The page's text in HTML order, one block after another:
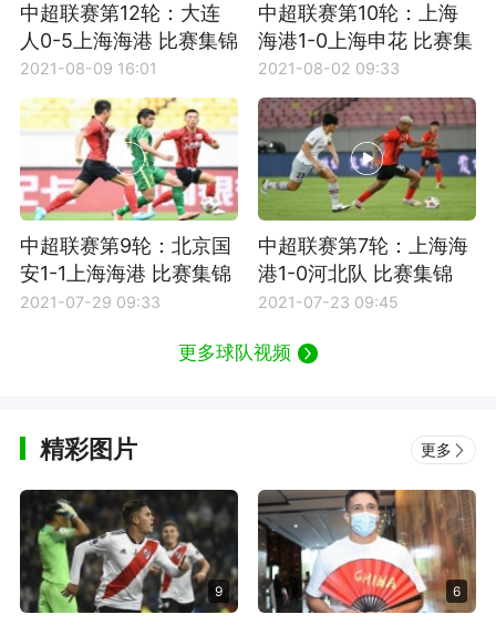
中超联赛第12轮：大连
人0-5上海海港 比赛集锦
2021-08-09 16:01
中超联赛第10轮：上海
海港1-0上海申花 比赛集
锦
2021-08-02 09:33
中超联赛第9轮：北京国
安1-1上海海港 比赛集锦
2021-07-29 09:33
中超联赛第7轮：上海海
港1-0河北队 比赛集锦
2021-07-23 09:45
更多球队视频
精彩图片 更多
9 6